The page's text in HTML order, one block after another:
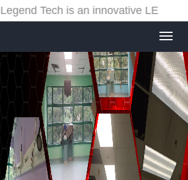
Legend Tech is an innovative LED